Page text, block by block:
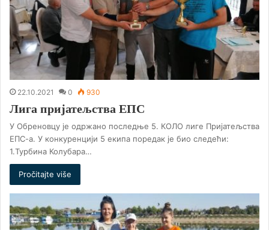
22.10.2021 0 930
Лига пријатељства ЕПС
У Обреновцу је одржано последње 5. КОЛО лиге Пријатељства
ЕПС-а. У конкуренцији 5 екипа поредак је био следећи:
1.Турбина Колубара…
Pročitajte više